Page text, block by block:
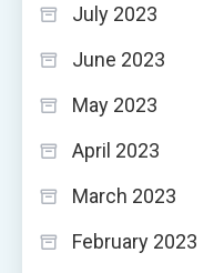
July 2023
June 2023
May 2023
April 2023
March 2023
February 2023